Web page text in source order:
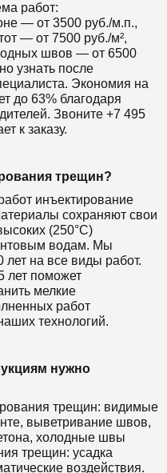
работ:
— от 3500 руб./м.п.,
— от 7500 руб./м²,
швов — от 6500
узнать после
Экономия на
до 63% благодаря
Звоните +7 495
к заказу.
трещин?
инъектирование
сохраняют свои
(250°C)
водам. Мы
на все виды работ.
лет поможет
мелкие
работ
технологий.
нужно
трещин: видимые
выветривание швов,
холодные швы
трещин: усадка
воздействия.